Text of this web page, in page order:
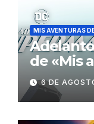
MIS AVENTURAS
de «Mis
6 DE